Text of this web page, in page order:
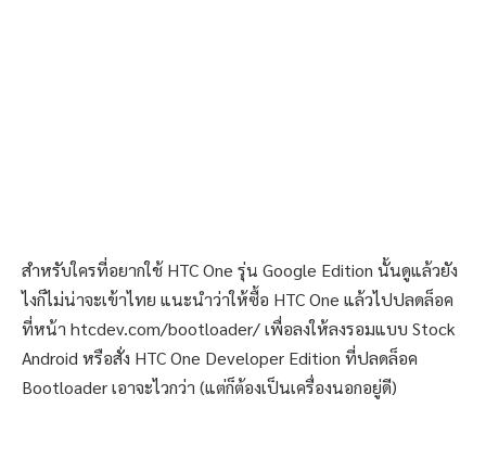
สำหรับใครที่อยากใช้ HTC One รุ่น Google Edition นั้นดูแล้วยัง
ไงก็ไม่น่าจะเข้าไทย แนะนำว่าให้ซื้อ HTC One แล้วไปปลดล็อค
ที่หน้า htcdev.com/bootloader/ เพื่อลงให้ลงรอมแบบ Stock
Android หรือสั่ง HTC One Developer Edition ที่ปลดล็อค
Bootloader เอาจะไวกว่า (แต่ก็ต้องเป็นเครื่องนอกอยู่ดี)